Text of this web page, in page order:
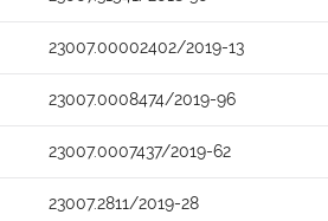
23007.00002402/2019-13
23007.0008474/2019-96
23007.0007437/2019-62
23007.2811/2019-28